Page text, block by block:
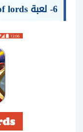
6- لعبة clash of lords